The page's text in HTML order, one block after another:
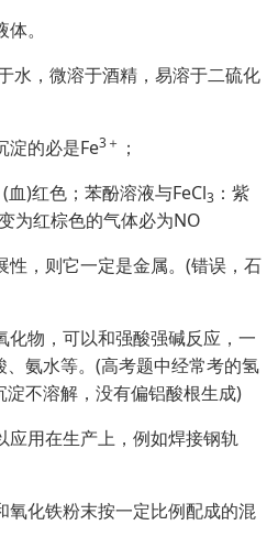
。
水，微溶于酒精，易溶于二硫化
淀的必是Fe3＋ ；
(血)红色；苯酚溶液与FeCl3 ：紫
为红棕色的气体必为NO
性，则它一定是金属。(错误，石
化物，可以和强酸强碱反应，一
氨水等。(高考题中经常考的氢
不溶解，没有偏铝酸根生成)
应用在生产上，例如焊接钢轨
氧化铁粉末按一定比例配成的混